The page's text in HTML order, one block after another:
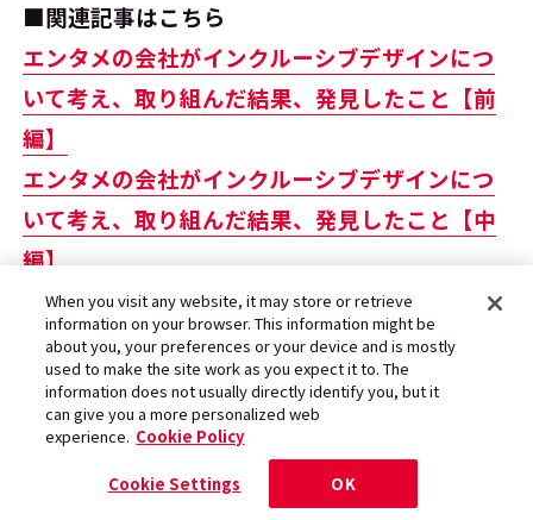
■関連記事はこちら
エンタメの会社がインクルーシブデザインにつ
いて考え、取り組んだ結果、発見したこと【前
編】
エンタメの会社がインクルーシブデザインにつ
いて考え、取り組んだ結果、発見したこと【中
編】
エンタメの会社がインクルーシブデザインにつ
いて考え、取り組んだ結果、発見したこと【後
編】
このプロジェクトは、当初、インクルー
シブデザインによってSMSのデザイナーやクリ
When you visit any website, it may store or retrieve
information on your browser. This information might be
about you, your preferences or your device and is mostly
used to make the site work as you expect it to. The
information does not usually directly identify you, but it
can give you a more personalized web
experience. Cookie Policy
Cookie Settings OK